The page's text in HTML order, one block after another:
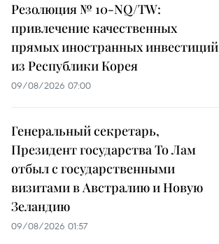
Резолюция № 10-NQ/TW:
привлечение качественных
прямых иностранных инвестиций
из Республики Корея
09/08/2026 07:00
Генеральный секретарь,
Президент государства То Лам
отбыл с государственными
визитами в Австралию и Новую
Зеландию
09/08/2026 01:57